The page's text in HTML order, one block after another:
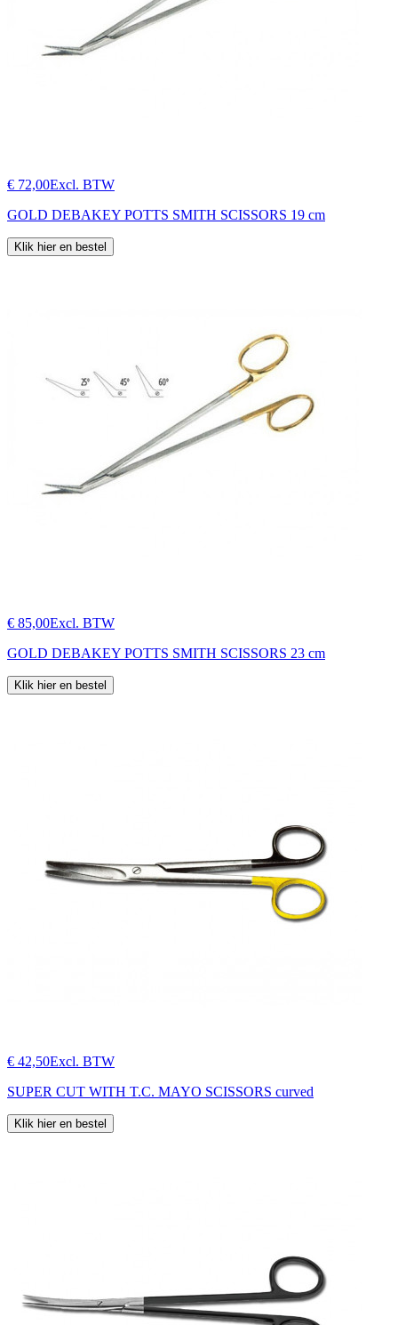
€ 72,00Excl. BTW
GOLD DEBAKEY POTTS SMITH SCISSORS 19 cm
Klik hier en bestel
€ 85,00Excl. BTW
GOLD DEBAKEY POTTS SMITH SCISSORS 23 cm
Klik hier en bestel
€ 42,50Excl. BTW
SUPER CUT WITH T.C. MAYO SCISSORS curved
Klik hier en bestel